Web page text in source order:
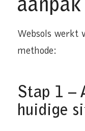
aanpak
Websols werkt
methode:
Stap 1 –
huidige